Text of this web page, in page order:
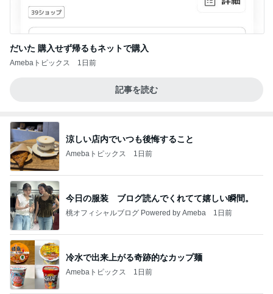
だいた 購入せず帰るもネットで購入
Amebaトピックス 1日前
記事を読む
涼しい店内でいつも後悔すること
Amebaトピックス 1日前
今日の服装 ブログ読んでくれてて嬉しい瞬間。
桃オフィシャルブログ Powered by Ameba 1日前
冷水で出来上がる奇跡的なカップ麺
Amebaトピックス 1日前